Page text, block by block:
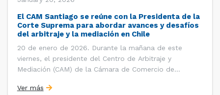
El CAM Santiago se reúne con la Presidenta de la
Corte Suprema para abordar avances y desafíos
del arbitraje y la mediación en Chile
20 de enero de 2026. Durante la mañana de este
viernes, el presidente del Centro de Arbitraje y
Mediación (CAM) de la Cámara de Comercio de
del CAM Santiago, Ximena Vial; y el gerente general de
Ver más